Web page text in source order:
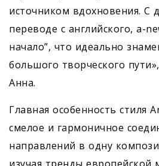
источником вдохновения. С
переводе с английского, а-
начало”, что идеально
большого творческого
Анна.
Главная особенность стиля
смелое и гармоничное
направлений в одну